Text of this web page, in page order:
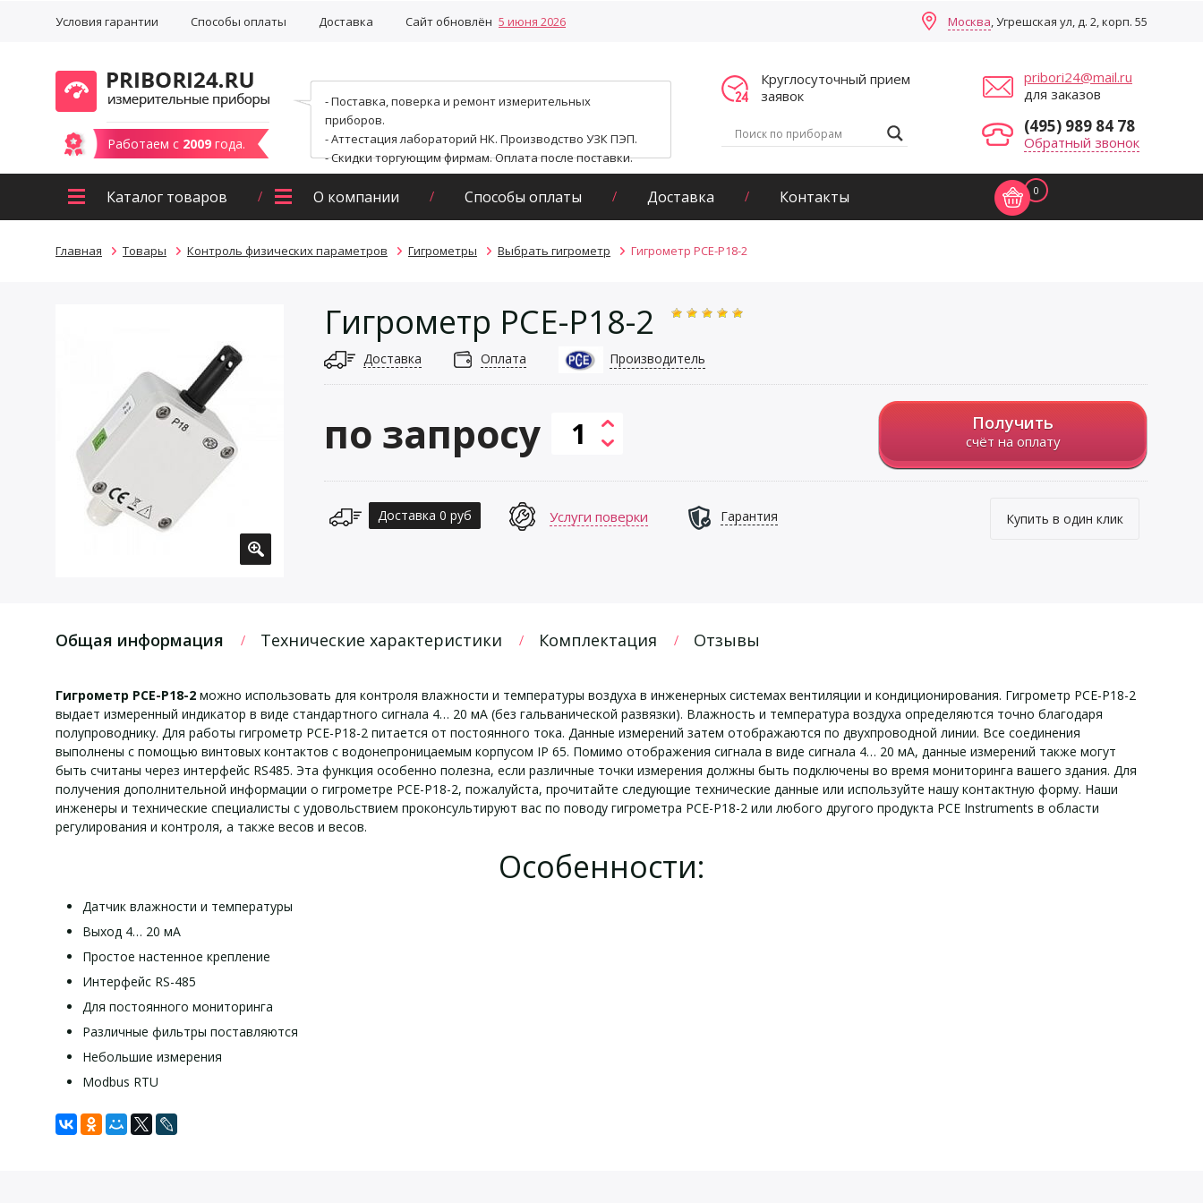
Условия гарантии Способы оплаты Доставка Сайт обновлён 5 июня 2026 Москва, Угрешская ул, д. 2, корп. 55
Работаем с 2009 года.
- Поставка, поверка и ремонт измерительных
приборов.
- Аттестация лабораторий НК. Производство УЗК ПЭП.
- Скидки торгующим фирмам. Оплата после поставки.
Круглосуточный прием
заявок
pribori24@mail.ru
для заказов
(495) 989 84 78
Обратный звонок
Каталог товаров О компании Способы оплаты Доставка Контакты 0
Главная Товары Контроль физических параметров Гигрометры Выбрать гигрометр Гигрометр PCE-P18-2
Гигрометр PCE-P18-2
Доставка Оплата Производитель
по запросу Получить
счёт на оплату
Купить в один клик
Доставка 0 руб Услуги поверки Гарантия
Общая информация Технические характеристики Комплектация Отзывы
Гигрометр PCE-P18-2 можно использовать для контроля влажности и температуры воздуха в инженерных системах вентиляции и кондиционирования. Гигрометр PCE-P18-2
выдает измеренный индикатор в виде стандартного сигнала 4… 20 мА (без гальванической развязки). Влажность и температура воздуха определяются точно благодаря
полупроводнику. Для работы гигрометр PCE-P18-2 питается от постоянного тока. Данные измерений затем отображаются по двухпроводной линии. Все соединения
выполнены с помощью винтовых контактов с водонепроницаемым корпусом IP 65. Помимо отображения сигнала в виде сигнала 4… 20 мА, данные измерений также могут
быть считаны через интерфейс RS485. Эта функция особенно полезна, если различные точки измерения должны быть подключены во время мониторинга вашего здания. Для
получения дополнительной информации о гигрометре PCE-P18-2, пожалуйста, прочитайте следующие технические данные или используйте нашу контактную форму. Наши
инженеры и технические специалисты с удовольствием проконсультируют вас по поводу гигрометра PCE-P18-2 или любого другого продукта PCE Instruments в области
регулирования и контроля, а также весов и весов.
Особенности:
Датчик влажности и температуры
Выход 4… 20 мА
Простое настенное крепление
Интерфейс RS-485
Для постоянного мониторинга
Различные фильтры поставляются
Небольшие измерения
Modbus RTU